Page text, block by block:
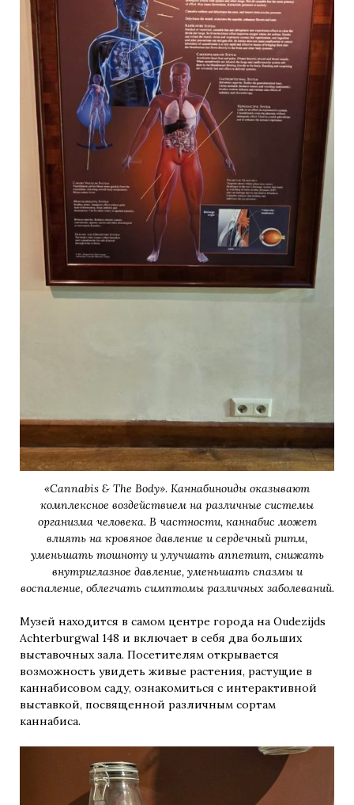
«Cannabis & The Body». Каннабиноиды оказывают
комплексное воздействием на различные системы
организма человека. В частности, каннабис может
влиять на кровяное давление и сердечный ритм,
уменьшать тошноту и улучшать аппетит, снижать
внутриглазное давление, уменьшать спазмы и
воспаление, облегчать симптомы различных заболеваний.
Музей находится в самом центре города на Oudezijds
Achterburgwal 148 и включает в себя два больших
выставочных зала. Посетителям открывается
возможность увидеть живые растения, растущие в
каннабисовом саду, ознакомиться с интерактивной
выставкой, посвященной различным сортам
каннабиса.